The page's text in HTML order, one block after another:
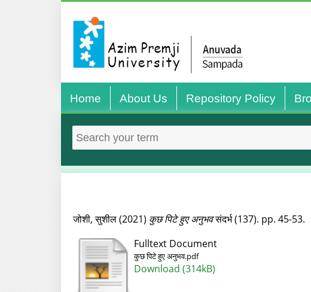
Home About Us Repository Policy
जोशी, सुशील(2021) कुछ पिटे हुए अनुभवसंदर्भ (137). pp. 45-53.
Fulltext Document
कुछ पिटे हुए अनुभव.pdf
Download (314kB)